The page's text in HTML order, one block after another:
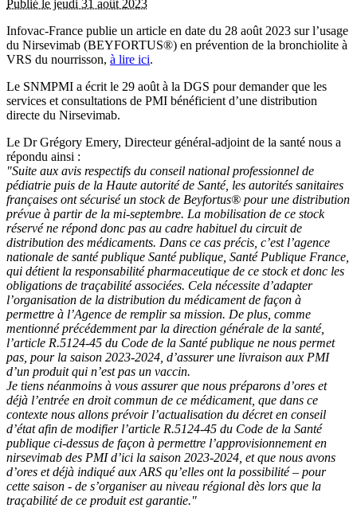
Publié le jeudi 31 août 2023
Infovac-France publie un article en date du 28 août 2023 sur l’usage
du Nirsevimab (BEYFORTUS®) en prévention de la bronchiolite à
VRS du nourrisson, à lire ici.
Le SNMPMI a écrit le 29 août à la DGS pour demander que les
services et consultations de PMI bénéficient d’une distribution
directe du Nirsevimab.
Le Dr Grégory Emery, Directeur général-adjoint de la santé nous a
répondu ainsi :
"Suite aux avis respectifs du conseil national professionnel de
pédiatrie puis de la Haute autorité de Santé, les autorités sanitaires
françaises ont sécurisé un stock de Beyfortus® pour une distribution
prévue à partir de la mi-septembre. La mobilisation de ce stock
réservé ne répond donc pas au cadre habituel du circuit de
distribution des médicaments. Dans ce cas précis, c’est l’agence
nationale de santé publique Santé publique, Santé Publique France,
qui détient la responsabilité pharmaceutique de ce stock et donc les
obligations de traçabilité associées. Cela nécessite d’adapter
l’organisation de la distribution du médicament de façon à
permettre à l’Agence de remplir sa mission. De plus, comme
mentionné précédemment par la direction générale de la santé,
l’article R.5124-45 du Code de la Santé publique ne nous permet
pas, pour la saison 2023-2024, d’assurer une livraison aux PMI
d’un produit qui n’est pas un vaccin.
Je tiens néanmoins à vous assurer que nous préparons d’ores et
déjà l’entrée en droit commun de ce médicament, que dans ce
contexte nous allons prévoir l’actualisation du décret en conseil
d’état afin de modifier l’article R.5124-45 du Code de la Santé
publique ci-dessus de façon à permettre l’approvisionnement en
nirsevimab des PMI d’ici la saison 2023-2024, et que nous avons
d’ores et déjà indiqué aux ARS qu’elles ont la possibilité – pour
cette saison - de s’organiser au niveau régional dès lors que la
traçabilité de ce produit est garantie."